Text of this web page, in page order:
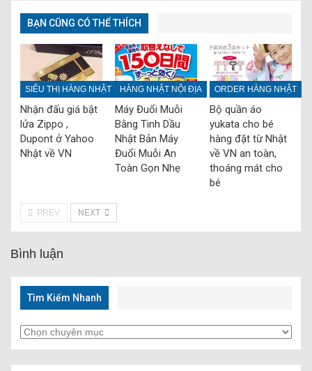
BẠN CŨNG CÓ THỂ THÍCH
SIÊU THỊ HÀNG NHẬT
Nhận đấu giá bật
lửa Zippo ,
Dupont ở Yahoo
Nhật về VN
HÀNG NHẬT NỘI ĐỊA
Máy Đuổi Muỗi
Bằng Tinh Dầu
Nhật Bản Máy
Đuổi Muỗi An
Toàn Gọn Nhẹ
ORDER HÀNG NHẬT
Bộ quần áo
yukata cho bé
hàng đặt từ Nhật
về VN an toàn,
thoáng mát cho
bé
PREV NEXT
Bình luận
Tìm Kiếm Nhanh
Tìm
Kiếm
Nhanh